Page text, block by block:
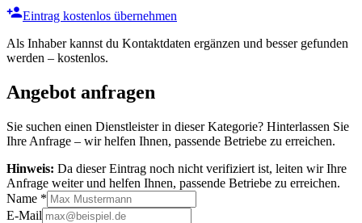
Eintrag kostenlos übernehmen
Als Inhaber kannst du Kontaktdaten ergänzen und besser gefunden
werden – kostenlos.
Angebot anfragen
Sie suchen einen Dienstleister in dieser Kategorie? Hinterlassen Sie
Ihre Anfrage – wir helfen Ihnen, passende Betriebe zu erreichen.
Hinweis: Da dieser Eintrag noch nicht verifiziert ist, leiten wir Ihre
Anfrage weiter und helfen Ihnen, passende Betriebe zu erreichen.
Name *
E-Mail